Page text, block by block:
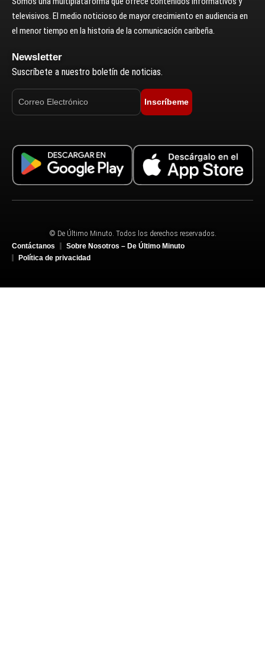
televisivos. El medio noticioso de mayor crecimiento en audiencia en
el menor tiempo en la historia de la comunicación caribeña.
Newsletter
Suscríbete a nuestro boletín de noticias.
Inscríbeme
© De Último Minuto. Todos los derechos reservados.
Contáctanos
Sobre Nosotros – De Último Minuto
Política de privacidad